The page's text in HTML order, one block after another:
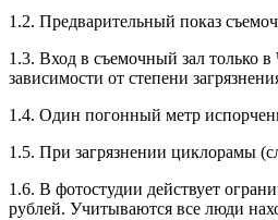
1.2. Предварительный показ
1.3. Вход в съемочный зал только в
зависимости от степени
1.4. Один погонный метр
1.5. При загрязнении циклорамы
1.6. В фотостудии действует
рублей. Учитываются все люди